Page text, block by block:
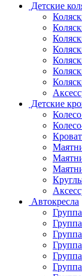
Детские
Детские
Автокресла